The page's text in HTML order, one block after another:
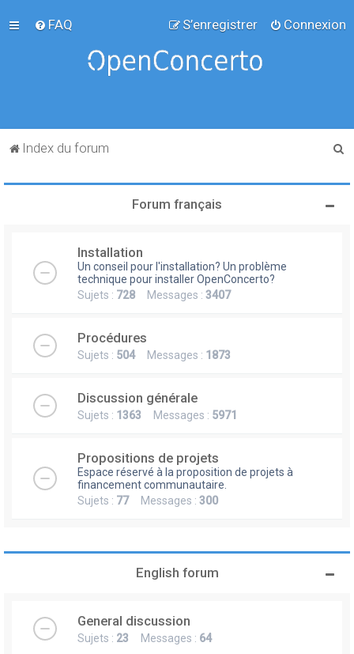
FAQ Connexion
S’enregistrer
Index du forum
Forum français
Installation
Un conseil pour l'installation? Un problème
technique pour installer OpenConcerto?
Sujets : 728 Messages : 3407
Procédures
Sujets : 504Messages : 1873
Discussion générale
Sujets : 1363 Messages : 5971
Propositions de projets
Espace réservé à la proposition de projets à
financement communautaire.
Sujets : 77Messages : 300
English forum
General discussion
Sujets : 23 Messages : 64